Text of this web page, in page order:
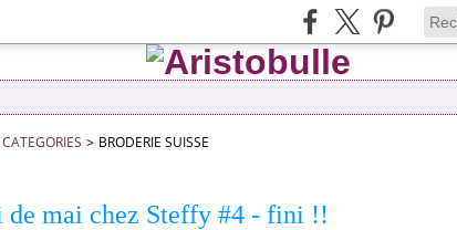
CATEGORIES > BRODERIE SUISSE
mai chez Steffy #4 - fini !!